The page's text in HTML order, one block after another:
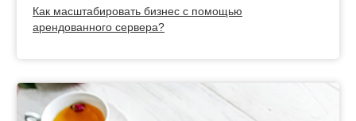
Как масштабировать бизнес с помощью
арендованного сервера?